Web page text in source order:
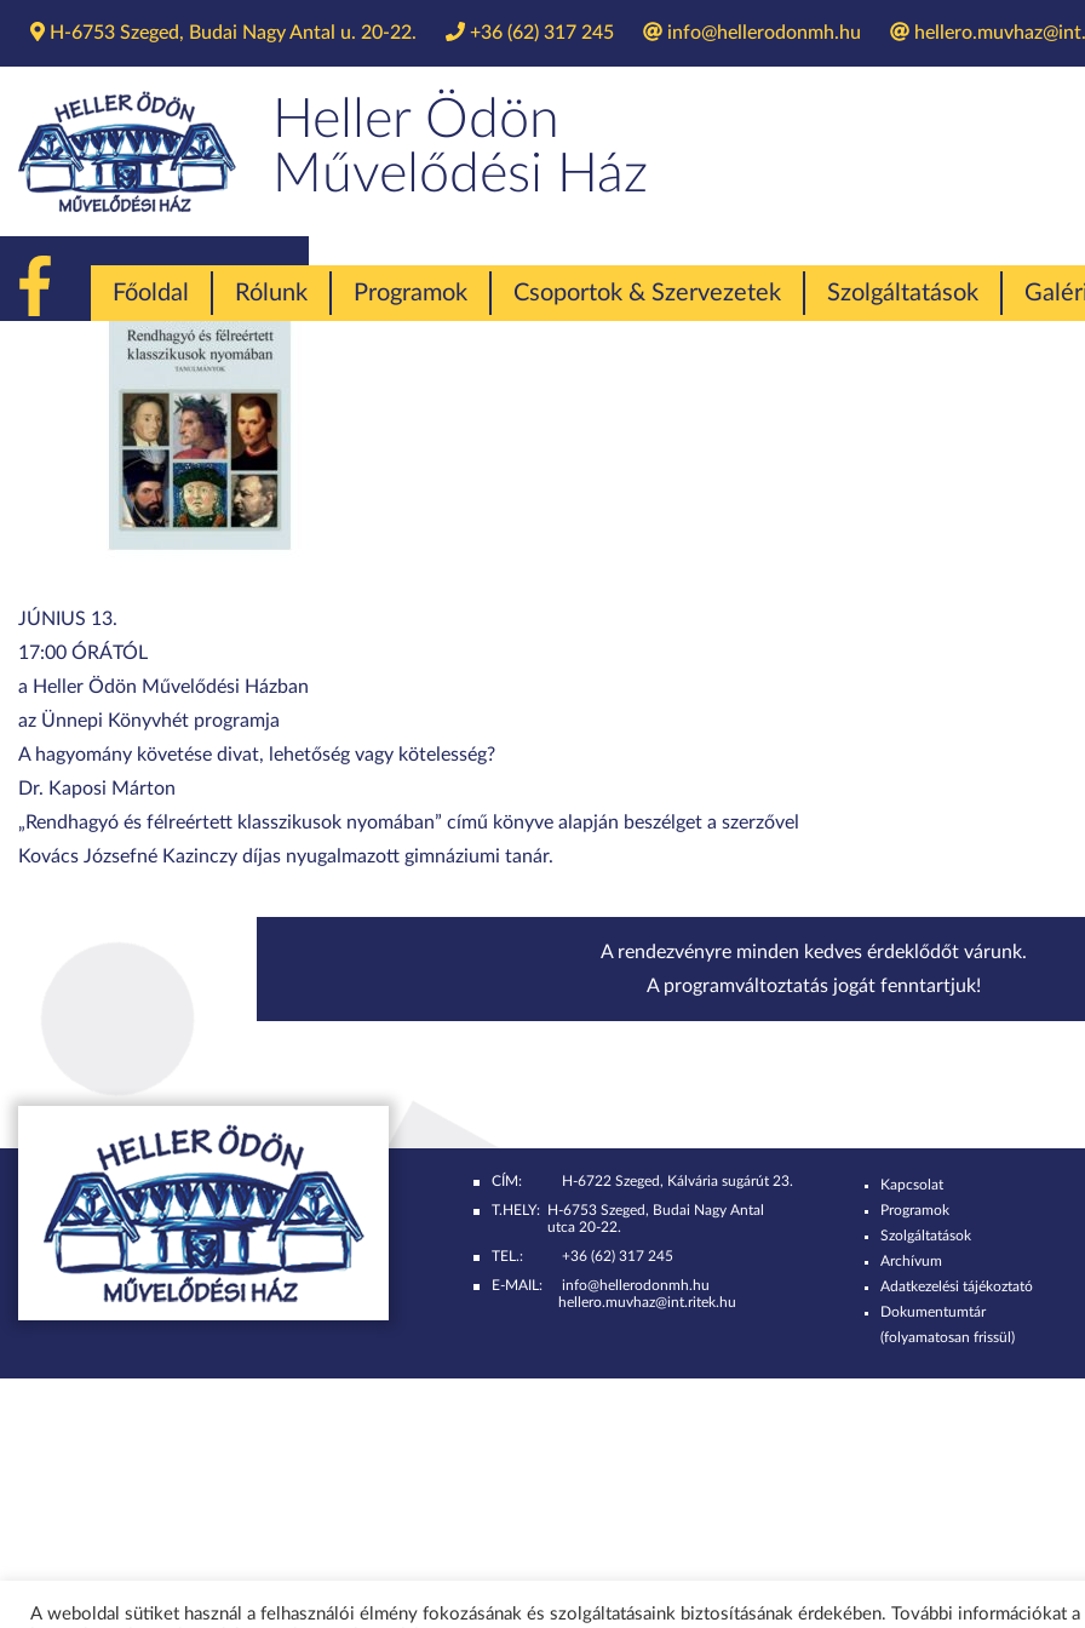
H-6753 Szeged, Budai Nagy Antal u. 20-22. +36 (62) 317 245 info@hellerodonmh.hu
Heller Ödön
Művelődési Ház
Főoldal Rólunk Programok Csoportok & Szervezetek Szolgáltatások
JÚNIUS 13.
17:00 ÓRÁTÓL
a Heller Ödön Művelődési Házban
az Ünnepi Könyvhét programja
A hagyomány követése divat, lehetőség vagy kötelesség?
Dr. Kaposi Márton
„Rendhagyó és félreértett klasszikusok nyomában” című könyve alapján beszélget a szerzővel
Kovács Józsefné Kazinczy díjas nyugalmazott gimnáziumi tanár.
A rendezvényre minden kedves érdeklődőt várunk.
A programváltoztatás jogát fenntartjuk!
CÍM:
H-6722 Szeged, Kálvária sugárút 23.
T.HELY: H-6753 Szeged, Budai Nagy Antal
utca 20-22.
TEL.:
+36 (62) 317 245
E-MAIL:
info@hellerodonmh.hu
hellero.muvhaz@int.ritek.hu
Kapcsolat
Programok
Szolgáltatások
Archívum
Adatkezelési tájékoztató
Dokumentumtár
(folyamatosan frissül)
A weboldal sütiket használ a felhasználói élmény fokozásának és szolgáltatásaink biztosításának érdekében. További információkat